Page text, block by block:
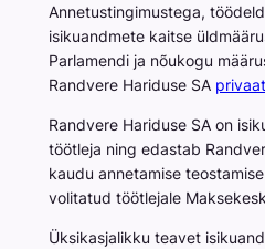
Annetustingimustega,
isikuandmete kaitse
Parlamendi ja nõukogu
Randvere Hariduse SA
Randvere Hariduse SA on
töötleja ning edastab
kaudu annetamise
volitatud töötlejale
Üksikasjalikku teavet